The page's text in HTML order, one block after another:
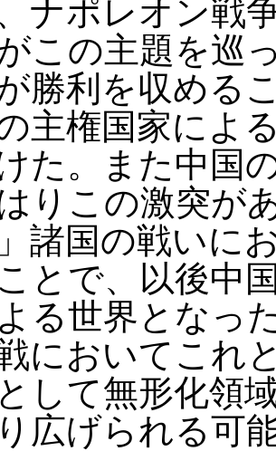
ナポレオン戦
この主題を巡
勝利を収める
主権国家によ
た。また中国
りこの激突が
諸国の戦いに
とで、以後中
る世界となっ
においてこれ
して無形化領
広げられる可